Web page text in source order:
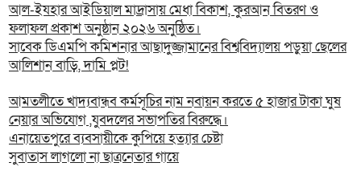
আল-ইযহার আইডিয়াল মাদ্রাসায় মেধা বিকাশ, কুরআন বিতরণ ও
ফলাফল প্রকাশ অনুষ্ঠান ২০২৬ অনুষ্ঠিত।
সাবেক ডিএমপি কমিশনার আছাদুজ্জামানের বিশ্ববিদ্যালয় পড়ুয়া ছেলের
আলিশান বাড়ি, দামি প্লট!
আমতলীতে খাদ্যবান্ধব কর্মসূচির নাম নবায়ন করতে ৫ হাজার টাকা ঘুষ
নেয়ার অভিযোগ ,যুবদলের সভাপতির বিরুদ্ধে।
এনায়েতপুরে ব্যবসায়ীকে কুপিয়ে হত্যার চেষ্টা
সুবাতাস লাগলো না ছাত্রনেতার গায়ে